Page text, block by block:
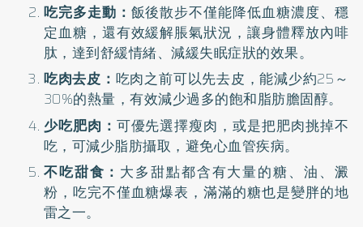
吃完多走動： 飯後散步不僅能降低血糖濃度、穩
定血糖，還有效緩解脹氣狀況，讓身體釋放內啡
肽，達到舒緩情緒、減緩失眠症狀的效果。
吃肉去皮： 吃肉之前可以先去皮，能減少約25～
30%的熱量，有效減少過多的飽和脂肪膽固醇。
少吃肥肉： 可優先選擇瘦肉，或是把肥肉挑掉不
吃，可減少脂肪攝取，避免心血管疾病。
不吃甜食： 大多甜點都含有大量的糖、油、澱
粉，吃完不僅血糖爆表，滿滿的糖也是變胖的地
雷之一。